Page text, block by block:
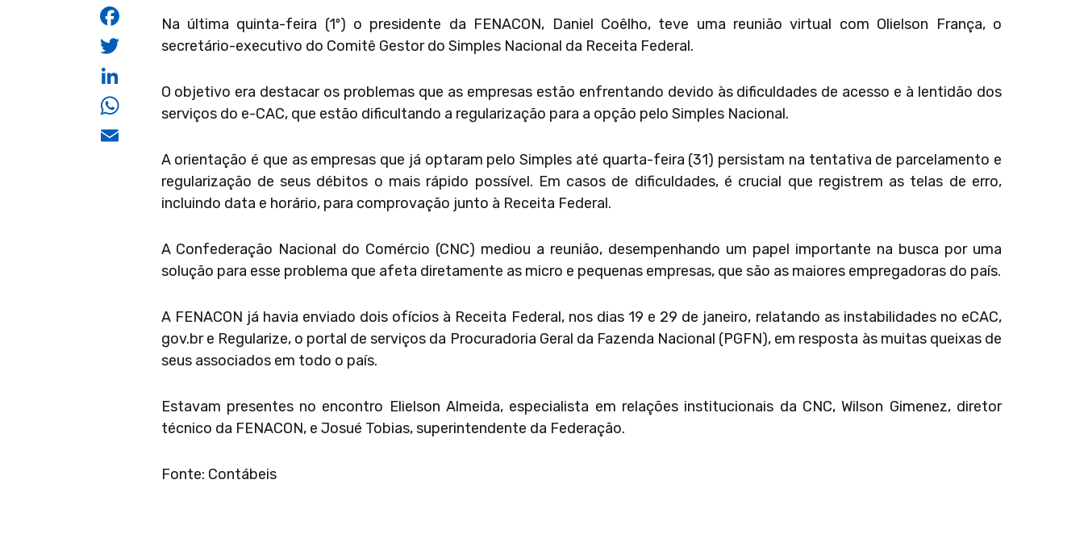
Na última quinta-feira (1º) o presidente da FENACON, Daniel Coêlho, teve uma reunião virtual com Olielson França, o
secretário-executivo do Comitê Gestor do Simples Nacional da Receita Federal.
O objetivo era destacar os problemas que as empresas estão enfrentando devido às dificuldades de acesso e à lentidão dos
serviços do e-CAC, que estão dificultando a regularização para a opção pelo Simples Nacional.
A orientação é que as empresas que já optaram pelo Simples até quarta-feira (31) persistam na tentativa de parcelamento e
regularização de seus débitos o mais rápido possível. Em casos de dificuldades, é crucial que registrem as telas de erro,
incluindo data e horário, para comprovação junto à Receita Federal.
A Confederação Nacional do Comércio (CNC) mediou a reunião, desempenhando um papel importante na busca por uma
solução para esse problema que afeta diretamente as micro e pequenas empresas, que são as maiores empregadoras do país.
A FENACON já havia enviado dois ofícios à Receita Federal, nos dias 19 e 29 de janeiro, relatando as instabilidades no eCAC,
gov.br e Regularize, o portal de serviços da Procuradoria Geral da Fazenda Nacional (PGFN), em resposta às muitas queixas de
seus associados em todo o país.
Estavam presentes no encontro Elielson Almeida, especialista em relações institucionais da CNC, Wilson Gimenez, diretor
técnico da FENACON, e Josué Tobias, superintendente da Federação.
Fonte: Contábeis
Facebook
Twitter
WhatsApp